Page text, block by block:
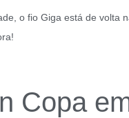
o fio Giga está de volta
Copa